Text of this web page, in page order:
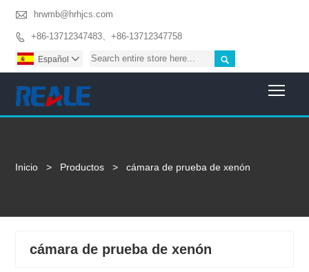
 hrwmb@hrhjcs.com
 +86-13712347483、+86-13712347758

Español 
Inicio > Productos > cámara de prueba de xenón
cámara de prueba de xenón